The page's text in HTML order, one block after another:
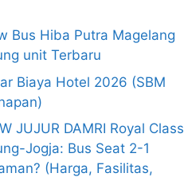
Bus Hiba Putra Magelang
unit Terbaru
Biaya Hotel 2026 (SBM
JUJUR DAMRI Royal Class
Jogja: Bus Seat 2-1
(Harga, Fasilitas,